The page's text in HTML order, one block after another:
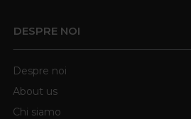
DESPRE NOI
Despre noi
About us
Chi siamo